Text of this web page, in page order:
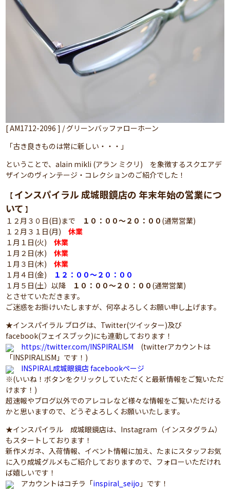
[ AM1712-2096 ] / グリーンバッファローホーン
「古き良きものは常に新しい・・・」
ということで、alain mikli (アラン ミクリ) を象徴するスクエアデ
ザインのヴィンテージ・コレクションのご紹介でした！
【 インスパイラル 成城眼鏡店の 年末年始の営業につ
いて 】
１２月３０日(日)まで
１０：００～２０：００ (通常営業)
１２月３１日(月)休業
１月１日(火)休業
１月２日(水)休業
１月３日(木)休業
１月４日(金)
１２：００～２０：００
１月５日(土）以降
１０：００～２０：００ (通常営業)
とさせていただきます。
ご迷惑をお掛けいたしますが、何卒よろしくお願い申し上げます。
★インスパイラル ブログは、Twitter(ツイッター)及び
facebook(フェイスブック)にも連動しております！
https://twitter.com/INSPIRALISM (twitterアカウントは
「INSPIRALISM」です！)
INSPIRAL成城眼鏡店 facebookページ
※(いいね！ボタンをクリックしていただくと最新情報をご覧いただ
けます！)
超速報やブログ以外でのアレコレなど様々な情報をご覧いただける
かと思いますので、どうぞよろしくお願いいたします。
★インスパイラル 成城眼鏡店は、Instagram（インスタグラム）
もスタートしております！
新作メガネ、入荷情報、イベント情報に加え、たまにスタッフお気
に入り成城グルメもご紹介しておりますので、フォローいただけれ
ば嬉しいです！
アカウントはコチラ「inspiral_seijo 」です！